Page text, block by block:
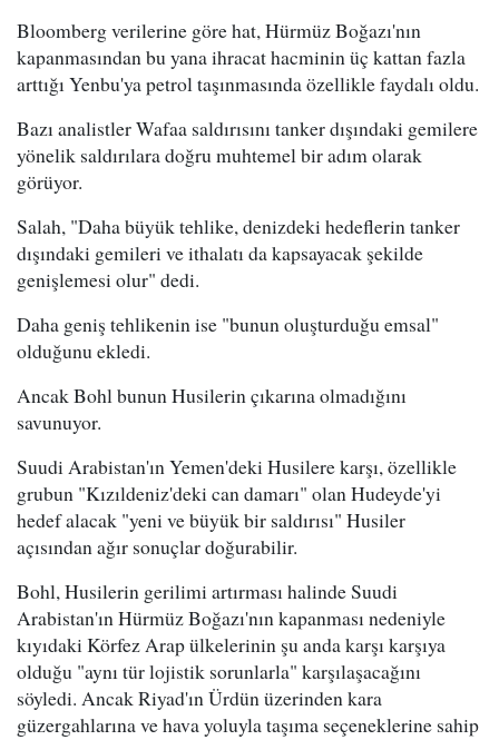
Bloomberg verilerine göre hat, Hürmüz Boğazı'nın
kapanmasından bu yana ihracat hacminin üç kattan fazla
arttığı Yenbu'ya petrol taşınmasında özellikle faydalı oldu.
Bazı analistler Wafaa saldırısını tanker dışındaki gemilere
yönelik saldırılara doğru muhtemel bir adım olarak
görüyor.
Salah, "Daha büyük tehlike, denizdeki hedeflerin tanker
dışındaki gemileri ve ithalatı da kapsayacak şekilde
genişlemesi olur" dedi.
Daha geniş tehlikenin ise "bunun oluşturduğu emsal"
olduğunu ekledi.
Ancak Bohl bunun Husilerin çıkarına olmadığını
savunuyor.
Suudi Arabistan'ın Yemen'deki Husilere karşı, özellikle
grubun "Kızıldeniz'deki can damarı" olan Hudeyde'yi
hedef alacak "yeni ve büyük bir saldırısı" Husiler
açısından ağır sonuçlar doğurabilir.
Bohl, Husilerin gerilimi artırması halinde Suudi
Arabistan'ın Hürmüz Boğazı'nın kapanması nedeniyle
kıyıdaki Körfez Arap ülkelerinin şu anda karşı karşıya
olduğu "aynı tür lojistik sorunlarla" karşılaşacağını
söyledi. Ancak Riyad'ın Ürdün üzerinden kara
güzergahlarına ve hava yoluyla taşıma seçeneklerine sahip